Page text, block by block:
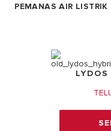
PEMANAS AIR LISTRIK